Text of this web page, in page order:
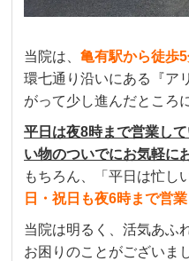
当院は、亀有駅から徒歩
環七通り沿いにある『ア
がって少し進んだところ
平日は夜8時まで営業し
い物のついでにお気軽に
もちろん、「平日は忙し
日・祝日も夜6時まで営業
当院は明るく、活気あふ
お困りのことがございま